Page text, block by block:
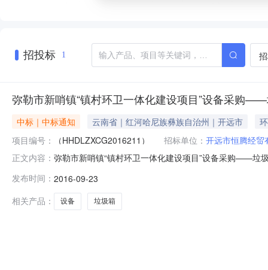
招投标 1
弥勒市新哨镇“镇村环卫一体化建设项目”设备采购
中标｜中标通知 云南省｜红河哈尼族彝族自治州｜开远市
项目编号：
（HHDLZXCG2016211） 招标单位： 开远市恒腾经贸
正文内容： 弥勒市新哨镇“镇村环卫一体化建设项目”设备采购——垃
成交单位、成交金额如下表：采购项目编号采购单位中
发布时间： 2016-09-23
相关产品：
设备 垃圾箱